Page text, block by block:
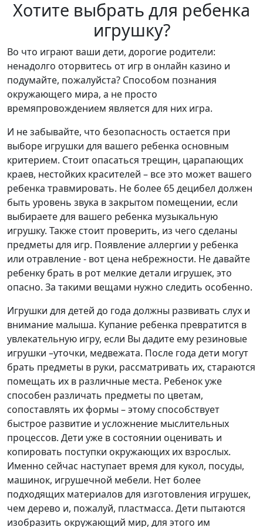
Хотите выбрать для ребенка
игрушку?
Во что играют ваши дети, дорогие родители:
ненадолго оторвитесь от игр в онлайн казино и
подумайте, пожалуйста? Способом познания
окружающего мира, а не просто
времяпровождением является для них игра.
И не забывайте, что безопасность остается при
выборе игрушки для вашего ребенка основным
критерием. Стоит опасаться трещин, царапающих
краев, нестойких красителей – все это может вашего
ребенка травмировать. Не более 65 децибел должен
быть уровень звука в закрытом помещении, если
выбираете для вашего ребенка музыкальную
игрушку. Также стоит проверить, из чего сделаны
предметы для игр. Появление аллергии у ребенка
или отравление - вот цена небрежности. Не давайте
ребенку брать в рот мелкие детали игрушек, это
опасно. За такими вещами нужно следить особенно.
Игрушки для детей до года должны развивать слух и
внимание малыша. Купание ребенка превратится в
увлекательную игру, если Вы дадите ему резиновые
игрушки –уточки, медвежата. После года дети могут
брать предметы в руки, рассматривать их, стараются
помещать их в различные места. Ребенок уже
способен различать предметы по цветам,
сопоставлять их формы – этому способствует
быстрое развитие и усложнение мыслительных
процессов. Дети уже в состоянии оценивать и
копировать поступки окружающих их взрослых.
Именно сейчас наступает время для кукол, посуды,
машинок, игрушечной мебели. Нет более
подходящих материалов для изготовления игрушек,
чем дерево и, пожалуй, пластмасса. Дети пытаются
изобразить окружающий мир, для этого им